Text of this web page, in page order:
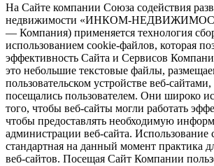
На Сайте компании Союза содействия
недвижимости «ИНКОМ-
— Компания) применяется технология
использованием cookie-файлов, которая
эффективность Сайта и Сервисов
это небольшие текстовые файлы,
пользовательском устройстве веб-
посещались пользователем. Они широко
того, чтобы веб-сайты могли работать
чтобы предоставлять необходимую
администрации веб-сайта. Использование
стандартная на данный момент практика
веб-сайтов. Посещая Сайт Компании